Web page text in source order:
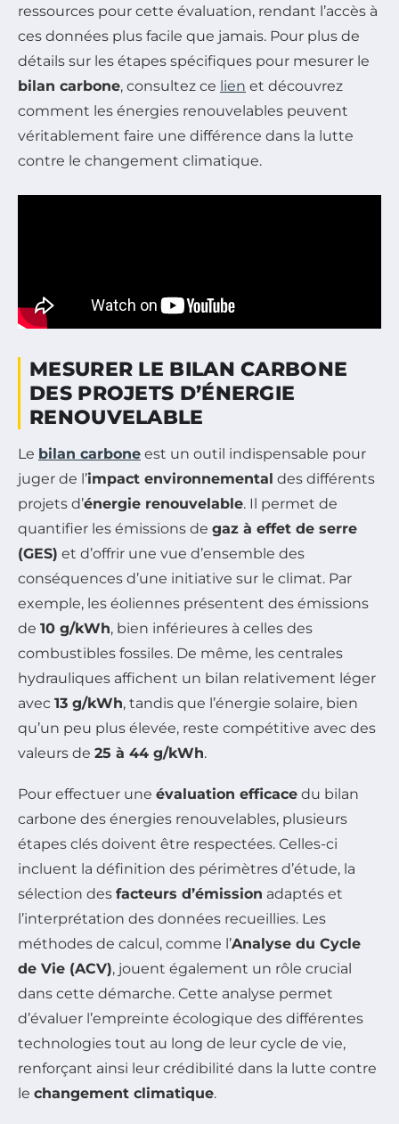
ressources pour cette évaluation, rendant l’accès à
ces données plus facile que jamais. Pour plus de
détails sur les étapes spécifiques pour mesurer le
bilan carbone, consultez ce lien et découvrez
comment les énergies renouvelables peuvent
véritablement faire une différence dans la lutte
contre le changement climatique.
MESURER LE BILAN CARBONE
DES PROJETS D’ÉNERGIE
RENOUVELABLE
Le bilan carbone est un outil indispensable pour
juger de l’impact environnemental des différents
projets d’énergie renouvelable. Il permet de
quantifier les émissions de gaz à effet de serre
(GES) et d’offrir une vue d’ensemble des
conséquences d’une initiative sur le climat. Par
exemple, les éoliennes présentent des émissions
de 10 g/kWh, bien inférieures à celles des
combustibles fossiles. De même, les centrales
hydrauliques affichent un bilan relativement léger
avec 13 g/kWh, tandis que l’énergie solaire, bien
qu’un peu plus élevée, reste compétitive avec des
valeurs de 25 à 44 g/kWh.
Pour effectuer une évaluation efficace du bilan
carbone des énergies renouvelables, plusieurs
étapes clés doivent être respectées. Celles-ci
incluent la définition des périmètres d’étude, la
sélection des facteurs d’émission adaptés et
l’interprétation des données recueillies. Les
méthodes de calcul, comme l’Analyse du Cycle
de Vie (ACV), jouent également un rôle crucial
dans cette démarche. Cette analyse permet
d’évaluer l’empreinte écologique des différentes
technologies tout au long de leur cycle de vie,
renforçant ainsi leur crédibilité dans la lutte contre
le changement climatique.